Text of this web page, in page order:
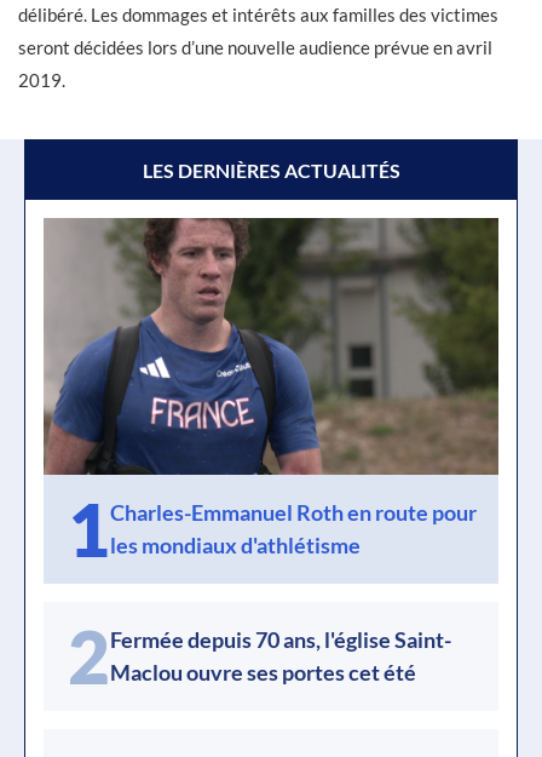
délibéré. Les dommages et intérêts aux familles des victimes
seront décidées lors d’une nouvelle audience prévue en avril
2019.
LES DERNIÈRES ACTUALITÉS
1Charles-Emmanuel Roth en route pour
les mondiaux d'athlétisme
2Fermée depuis 70 ans, l'église Saint-
Maclou ouvre ses portes cet été